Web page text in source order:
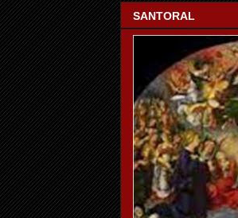
SANTORAL